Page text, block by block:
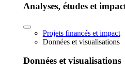
Analyses, études et
Projets financés et impact
Données et visualisations
Données et visualisations